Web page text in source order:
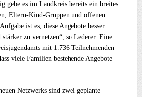
gebe es im Landkreis bereits ein breites
Eltern-Kind-Gruppen und offenen
ist es, diese Angebote besser
stärker zu vernetzen“, so Lederer. Eine
mit 1.736 Teilnehmenden
viele Familien bestehende Angebote
Netzwerks sind zwei geplante